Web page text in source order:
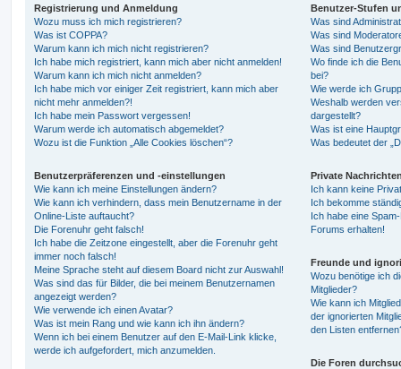
Registrierung und Anmeldung
Wozu muss ich mich registrieren?
Was ist COPPA?
Warum kann ich mich nicht registrieren?
Ich habe mich registriert, kann mich aber nicht anmelden!
Warum kann ich mich nicht anmelden?
Ich habe mich vor einiger Zeit registriert, kann mich aber
nicht mehr anmelden?!
Ich habe mein Passwort vergessen!
Warum werde ich automatisch abgemeldet?
Wozu ist die Funktion „Alle Cookies löschen“?
Benutzerpräferenzen und -einstellungen
Wie kann ich meine Einstellungen ändern?
Wie kann ich verhindern, dass mein Benutzername in der
Online-Liste auftaucht?
Die Forenuhr geht falsch!
Ich habe die Zeitzone eingestellt, aber die Forenuhr geht
immer noch falsch!
Meine Sprache steht auf diesem Board nicht zur Auswahl!
Was sind das für Bilder, die bei meinem Benutzernamen
angezeigt werden?
Wie verwende ich einen Avatar?
Was ist mein Rang und wie kann ich ihn ändern?
Wenn ich bei einem Benutzer auf den E-Mail-Link klicke,
werde ich aufgefordert, mich anzumelden.
Benutzer-Stufen
Was sind
Was sind
Was sind
Wo finde ich die
bei?
Wie werde ich
Weshalb werden
dargestellt?
Was ist eine
Was bedeutet der
Private
Ich kann keine
Ich bekomme
Ich habe eine
Forums erhalten!
Freunde und
Wozu benötige ich
Mitglieder?
Wie kann ich
der ignorierten
den Listen
Die Foren